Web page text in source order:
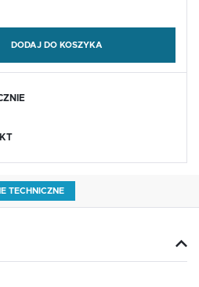
DODAJ DO KOSZYKA
TECHNICZNE